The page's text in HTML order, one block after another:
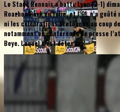
Le Stade Rennais a battu Lyon (3-1)
Roazhon Park en folie, et l’OL n’a
ni les célébrations bretonnes au coup
notamment en conférence de presse
Beye. Lequel s’est défendu…